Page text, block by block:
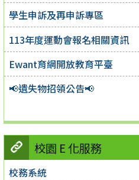
學生申訴及再申訴專區
113年度運動會報名相關資訊
Ewant育網開放教育平臺
📢遺失物招領公告📢
校園 E 化服務
校務系統